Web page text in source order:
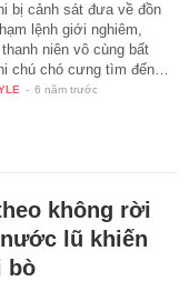
bị cảnh sát đưa về đồn
lệnh giới nghiêm,
niên vô cùng bất
chú chó cưng tìm đến…
- 6 năm trước
không rời
lũ khiến
bò